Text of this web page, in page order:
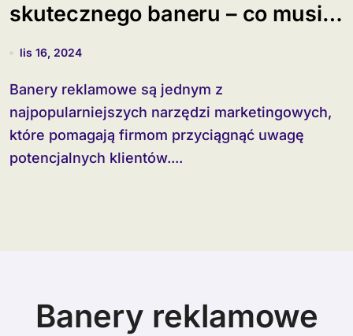
skutecznego baneru – co musi
się znaleźć?
lis 16, 2024
Banery reklamowe są jednym z
najpopularniejszych narzędzi marketingowych,
które pomagają firmom przyciągnąć uwagę
potencjalnych klientów....
Banery reklamowe